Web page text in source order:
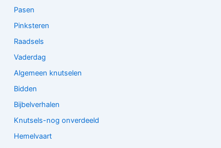
Pasen
Pinksteren
Raadsels
Vaderdag
Algemeen knutselen
Bidden
Bijbelverhalen
Knutsels-nog onverdeeld
Hemelvaart